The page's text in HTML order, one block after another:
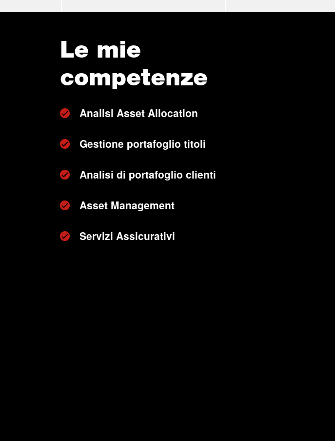
Le mie
competenze
Analisi Asset Allocation
Gestione portafoglio titoli
Analisi di portafoglio clienti
Asset Management
Servizi Assicurativi